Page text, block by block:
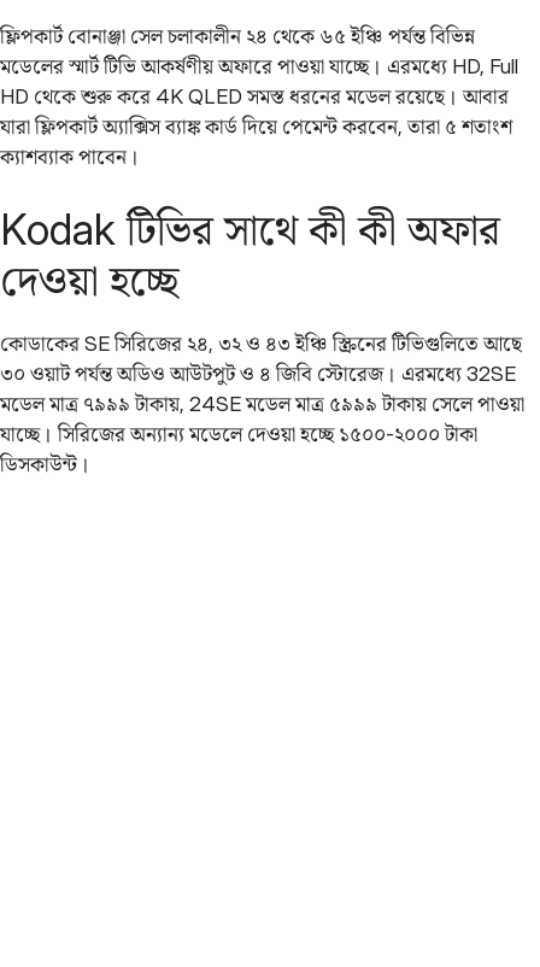
ফ্লিপকার্ট বোনাঞ্জা সেল চলাকালীন ২৪ থেকে ৬৫ ইঞ্চি পর্যন্ত বিভিন্ন
মডেলের স্মার্ট টিভি আকর্ষণীয় অফারে পাওয়া যাচ্ছে। এরমধ্যে HD, Full
HD থেকে শুরু করে 4K QLED সমস্ত ধরনের মডেল রয়েছে। আবার
যারা ফ্লিপকার্ট অ্যাক্সিস ব্যাঙ্ক কার্ড দিয়ে পেমেন্ট করবেন, তারা ৫ শতাংশ
ক্যাশব্যাক পাবেন।
Kodak টিভির সাথে কী কী অফার
দেওয়া হচ্ছে
কোডাকের SE সিরিজের ২৪, ৩২ ও ৪৩ ইঞ্চি স্ক্রিনের টিভিগুলিতে আছে
৩০ ওয়াট পর্যন্ত অডিও আউটপুট ও ৪ জিবি স্টোরেজ। এরমধ্যে 32SE
মডেল মাত্র ৭৯৯৯ টাকায়, 24SE মডেল মাত্র ৫৯৯৯ টাকায় সেলে পাওয়া
যাচ্ছে। সিরিজের অন্যান্য মডেলে দেওয়া হচ্ছে ১৫০০-২০০০ টাকা
ডিসকাউন্ট।